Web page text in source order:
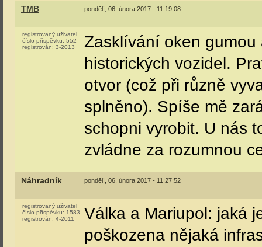
TMB pondělí, 06. února 2017 - 11:19:08
registrovaný uživatel
číslo příspěvku: 552
registrován: 3-2013
Zasklívání oken
historických vozidel.
otvor (což při různě
splněno). Spíše mě
schopni vyrobit. U nás
zvládne za rozumnou
Náhradník pondělí, 06. února 2017 - 11:27:52
registrovaný uživatel
číslo příspěvku: 1583
registrován: 4-2011
Válka a Mariupol: jaká
poškozena nějaká